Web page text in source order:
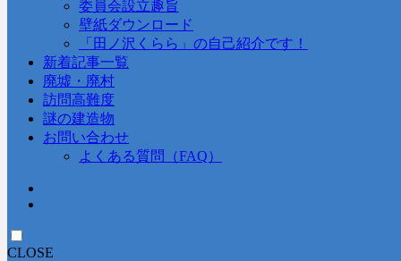
委員会設立趣旨
壁紙ダウンロード
「田ノ沢くらら」の自己紹介です！
新着記事一覧
廃墟・廃村
訪問高難度
謎の建造物
お問い合わせ
よくある質問（FAQ）
CLOSE